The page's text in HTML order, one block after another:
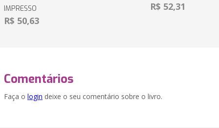
IMPRESSO
R$ 50,63
R$ 52,31
Comentários
Faça o login deixe o seu comentário sobre o livro.